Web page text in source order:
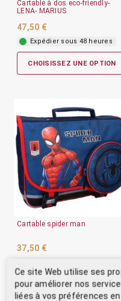
Cartable à dos eco-friendly-
LENA- MARIUS
47,50 €
Expédier sous 48 heures
CHOISISSEZ UNE OPTION
Cartable spider man
37,50 €
DÉTAIL
Ce site Web utilise ses
pour améliorer nos
liées à vos préférences